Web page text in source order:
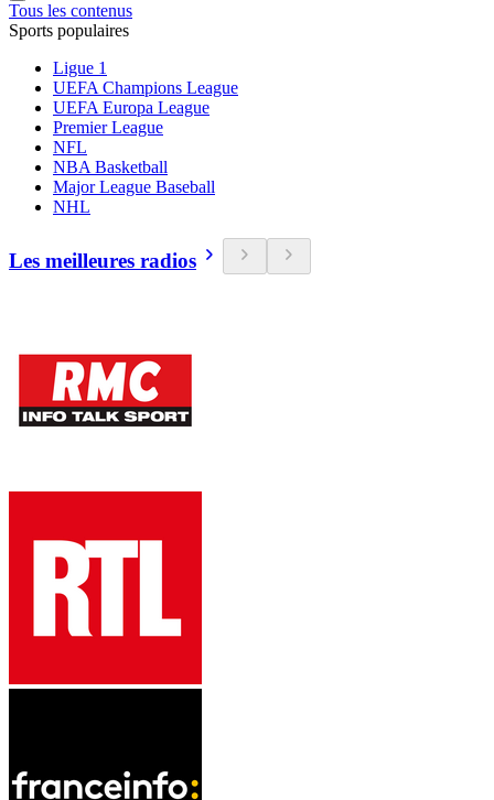
Tous les contenus
Sports populaires
Ligue 1
UEFA Champions League
UEFA Europa League
Premier League
NFL
NBA Basketball
Major League Baseball
NHL
Les meilleures radios